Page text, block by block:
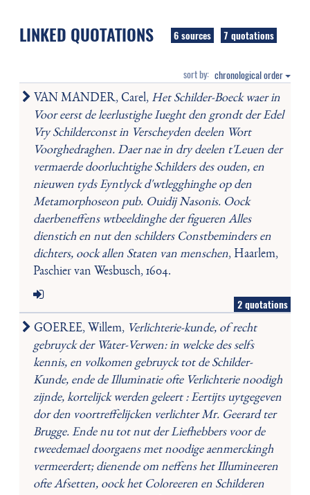
LINKED QUOTATIONS 6 sources 7 quotations
sort by: chronological order
VAN MANDER, Carel, Het Schilder-Boeck waer in
Voor eerst de leerlustighe Iueght den grondt der Edel
Vry Schilderconst in Verscheyden deelen Wort
Voorghedraghen. Daer nae in dry deelen t'Leuen der
vermaerde doorluchtighe Schilders des ouden, en
nieuwen tyds Eyntlyck d'wtlegghinghe op den
Metamorphoseon pub. Ouidij Nasonis. Oock
daerbeneffens wtbeeldinghe der figueren Alles
dienstich en nut den schilders Constbeminders en
dichters, oock allen Staten van menschen, Haarlem,
Paschier van Wesbusch, 1604.
2 quotations
GOEREE, Willem, Verlichterie-kunde, of recht
gebruyck der Water-Verwen: in welcke des selfs
kennis, en volkomen gebruyck tot de Schilder-
Kunde, ende de Illuminatie ofte Verlichterie noodigh
zijnde, kortelijck werden geleert : Eertijts uytgegeven
dor den voortreffelijcken verlichter Mr. Geerard ter
Brugge. Ende nu tot nut der Liefhebbers voor de
tweedemael doorgaens met noodige aenmerckingh
vermeerdert; dienende om neffens het Illumineeren
ofte Afsetten, oock het Coloreeren en Schilderen